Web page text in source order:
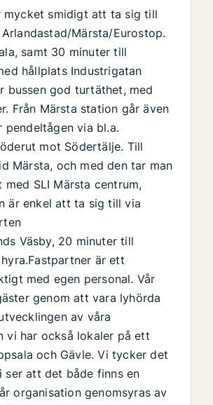
mycket smidigt att ta sig till
Märsta/Eurostop.
samt 30 minuter till
hållplats Industrigatan
bussen god turtäthet, med
Från Märsta station går även
pendeltågen via bl.a.
mot Södertälje. Till
Märsta, och med den tar man
SLI Märsta centrum,
är enkel att ta sig till via
Väsby, 20 minuter till
är ett
med egen personal. Vår
genom att vara lyhörda
av våra
vi har också lokaler på ett
och Gävle. Vi tycker det
ser att det både finns en
organisation genomsyras av